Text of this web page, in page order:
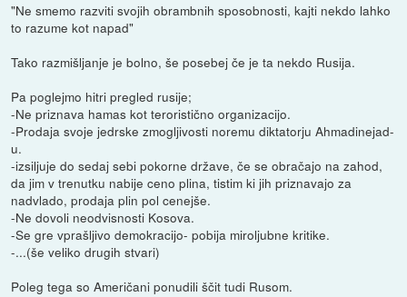
"Ne smemo razviti svojih obrambnih sposobnosti, kajti nekdo lahko
to razume kot napad"
Tako razmišljanje je bolno, še posebej če je ta nekdo Rusija.
Pa poglejmo hitri pregled rusije;
-Ne priznava hamas kot teroristično organizacijo.
-Prodaja svoje jedrske zmogljivosti noremu diktatorju Ahmadinejad-
u.
-izsiljuje do sedaj sebi pokorne države, če se obračajo na zahod,
da jim v trenutku nabije ceno plina, tistim ki jih priznavajo za
nadvlado, prodaja plin pol cenejše.
-Ne dovoli neodvisnosti Kosova.
-Se gre vprašljivo demokracijo- pobija miroljubne kritike.
-...(še veliko drugih stvari)
Poleg tega so Američani ponudili ščit tudi Rusom.